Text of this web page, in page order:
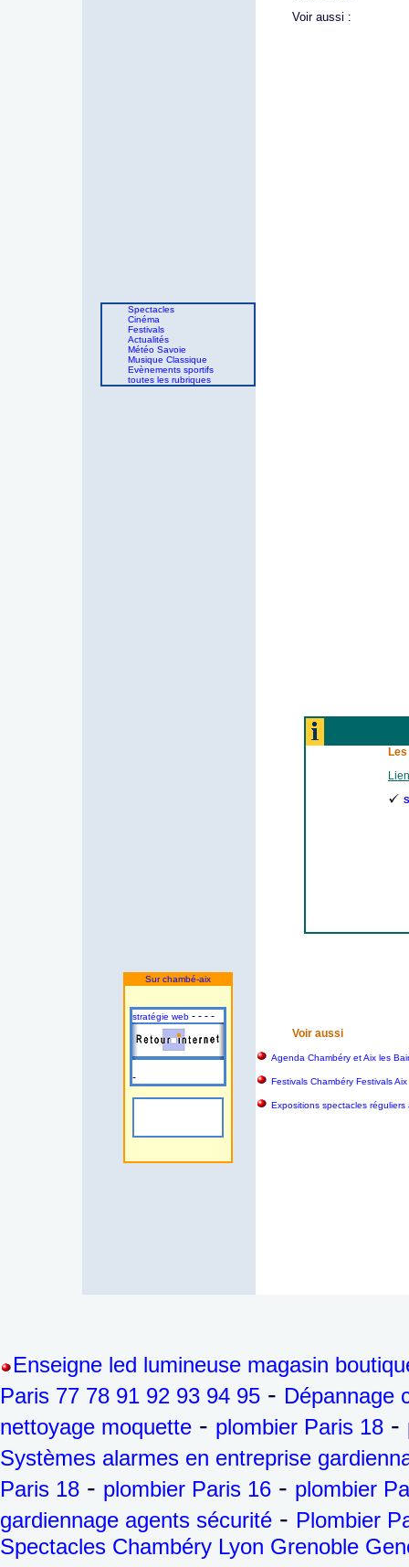
Spectacles
Cinéma
Festivals
Actualités
Météo Savoie
Musique Classique
Evènements sportifs
toutes les rubriques
Sur chambé-aix
stratégie web - - - -
-
Voir aussi :
Voir aussi
Agenda Chambéry et Aix les
Festivals Chambéry Festivals
Expositions spectacles
Enseigne led lumineuse magasin
Paris 77 78 91 92 93 94 95 - Dépannage
nettoyage moquette - plombier Paris 18 -
Systèmes alarmes en entreprise
Paris 18 - plombier Paris 16 - plombier
gardiennage agents sécurité - Plombier
Spectacles Chambéry Lyon Grenoble